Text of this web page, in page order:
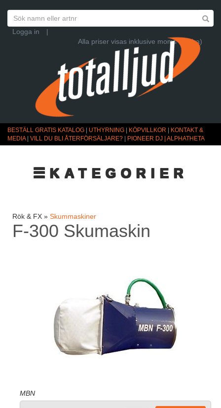
Logga in
|
Alla priser visas inklusive moms (Ändra)
BESTÄLL GRATIS KATALOG UTHYRNING KÖPVILLKOR
KONTAKT &
MEDIA| VILL DU BLI ÅTERFÖRSÄLJARE? PIONEER DJ | ALPHATHETA
☰KATEGORIER
Rök & FX » Skummaskiner
F-300 Skumaskin
MBN